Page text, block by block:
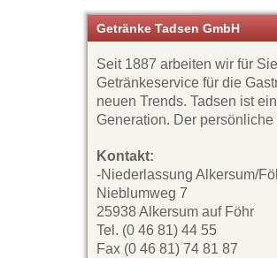
Getränke Tadsen GmbH
Seit 1887 arbeiten wir für
Getränkeservice für die
neuen Trends. Tadsen ist
Generation. Der
Kontakt:
-Niederlassung Alkersum/
Nieblumweg 7
25938 Alkersum auf Föhr
Tel. (0 46 81) 44 55
Fax (0 46 81) 74 81 87